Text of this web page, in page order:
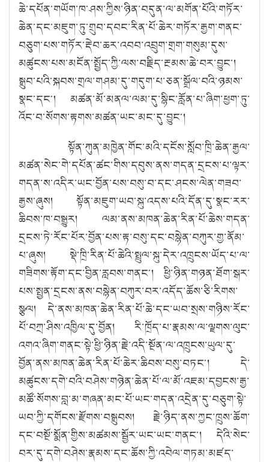
ཆེ་དཔོན་གཡོག་ཁ་ཤས་ཀྱིས་ཉིན་བདུན་ལ་མགོན་པོའི་གཏོར་
ཆེན་དང་མཇུག་ཏུ་གྲུབ་དབང་རིན་པོ་ཆེར་གཏོར་རྒྱག་གནང་
བཅུག་པས་གཏོར་རྡེབ་ཆར་འབབ་འབྲུག་གྲག་གསུམ་དུས་
མཚུངས་པས་མངོན་སྤྱོད་ཀྱི་ལས་བརྗིད་རྔམས་ཆེ་བར་བྱུང༌།
སྒྲུབ་པའི་སྐབས་གྲལ་གཤམ་དུ་གདུག་པ་ཅན་སྒྲོལ་བའི་ཉམས་
སྣང་དང༌། མཚན་མོ་མནལ་ལམ་དུ་སྙིང་རློན་པ་ཞིག་ཕྱག་ཏུ་
འོང་བ་སོགས་རྟགས་མཚན་ཡང་མང་དུ་བྱུང༌།
སྟོན་ཀུན་མཁྱེན་གོང་མའི་དངོས་སློབ་ཁྲི་ཆེན་རྒྱལ་
མཚན་སེང་གེ་དཔོན་ཚང་གིས་དབུས་ནས་གདན་དྲངས་པ་ལྟར་
གདན་ས་འདིར་ཡང་བྱོན་པས་བསུ་བ་དང་ཤངས་ལེན་གཟབ་
རྒྱས་ཞུས། སྟོན་མཇུག་ཡབ་སྐུ་འདས་པའི་དོན་དུ་སྣང་རར་
ཆིབས་ཁ་བསྒྱུར། ལམ་ནས་མཁན་ཆེན་རིན་པོ་ཆེས་གདན་
དྲངས་ཏེ་རོང་པོར་བྱོན་པས་རྟ་བསུ་དང་བསྙེན་བཀུར་གྱ་ནོམ་
པ་ཞུས། སྡེ་ཁྲི་རིན་པོ་ཆེའི་སྤྲུལ་སྐུ་དེར་འཁྲུངས་ཡོད་པ་ལ་
གཟིགས་རྟོག་དང་བྱིན་རླབས་གནང༌། ཕྱི་ཉིན་གཉན་ཐོག་སྒར་
པས་སྤྱན་དྲངས་ནས་བསྙེན་བཀུར་བར་འདོད་ཆོས་ཅི་རིགས་
སྩལ། དེ་ནས་མཁན་ཆེན་རིན་པོ་ཆེ་དང་ཡབ་སྲས་གཉིས་རོང་
པོ་བཀྲ་ཤིས་འཁྱིལ་དུ་བྱོན། རི་ཁྲོད་པ་རྣམས་ལ་ལྗགས་ལུང་
འགའ་ཞིག་གནང་སྟེ་ཕྱི་ཉིན་རྗེ་འདི་སྔོན་ལ་འཁྲུངས་ཡུལ་དུ་
བྱོན་ནས་མཁན་ཆེན་རིན་པོ་ཆེར་ཆིབས་བསུ་བཏང༌། དེ་
མཚུངས་དགེ་བའི་བཤེས་གཉེན་ཆེན་པོ་ལ་མོ་འཇམ་དབྱངས་རྒྱ་
མཚོ་སོགས་བླ་མ་གཞན་མང་པོ་ཡང་གདན་འདྲེན་དུ་བཅུག་སྟེ་
ཡབ་ཀྱི་དགོངས་རྫོགས་བསྒྲུབས། རྗེ་ཉིད་ནས་ཀྱང་ཁྲུས་ཆོག་
དང་བསྔོ་སྨོན་གྱིས་མཚམས་སྦྱོར་ཡང་ཡང་གནང༌། དེའི་སེང་
བར་དུ་དགེ་བཤེས་རྣམས་དང་ཆོས་ཀྱི་འབེལ་གཏམ་མཛད་